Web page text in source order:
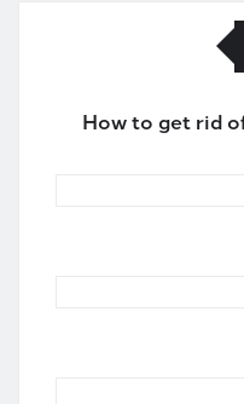
How to get rid